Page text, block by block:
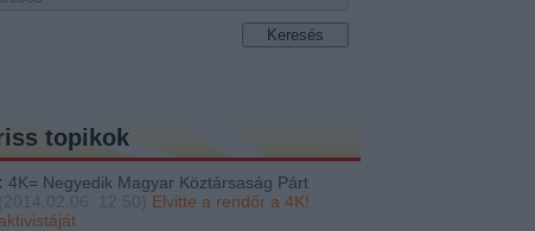
topikok
: 4K= Negyedik Magyar Köztársaság Párt
Elvitte a rendőr a 4K!
aktivistáját